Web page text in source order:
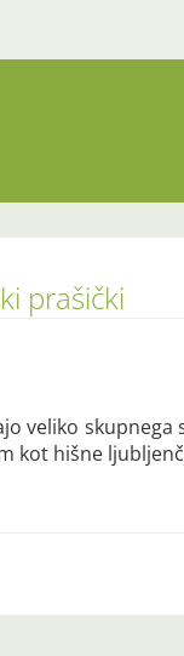
prašički
veliko
kot hišne